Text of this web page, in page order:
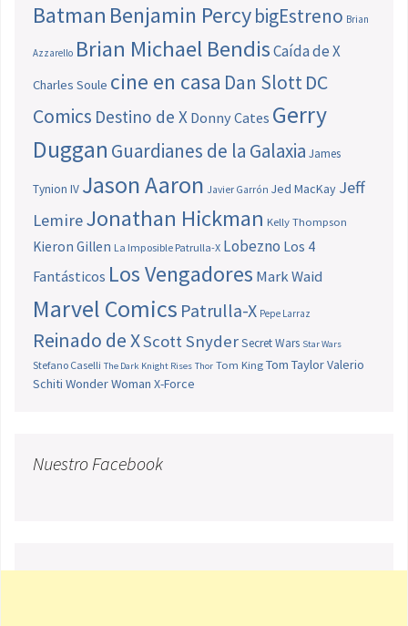
Batman Benjamin PercybigEstreno Brian
Azzarello Brian Michael BendisCaída de X
Charles Soule cine en casa Dan SlottDC
Comics Destino de X Donny Cates Gerry
Duggan Guardianes de la Galaxia James
Tynion IV Jason Aaron Javier Garrón Jed MacKay Jeff
LemireJonathan Hickman Kelly Thompson
Kieron Gillen La Imposible Patrulla-X Lobezno Los 4
Fantásticos Los Vengadores Mark Waid
Marvel Comics Patrulla-X Pepe Larraz
Reinado de XScott SnyderSecret Wars Star Wars
Stefano Caselli The Dark Knight Rises Thor Tom King Tom TaylorValerio
Schiti Wonder Woman X-Force
Nuestro Facebook